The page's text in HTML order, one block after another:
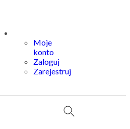
Moje
konto
Zaloguj
Zarejestruj